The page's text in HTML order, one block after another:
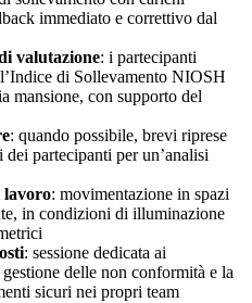
immediato e correttivo dal
valutazione: i partecipanti
di Sollevamento NIOSH
mansione, con supporto del
: quando possibile, brevi riprese
partecipanti per un’analisi
lavoro: movimentazione in spazi
in condizioni di illuminazione
: sessione dedicata ai
delle non conformità e la
sicuri nei propri team